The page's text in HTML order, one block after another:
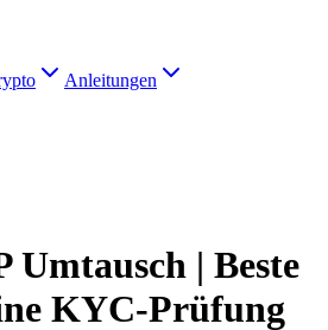
Anleitungen
Umtausch | Beste
KYC-Prüfung